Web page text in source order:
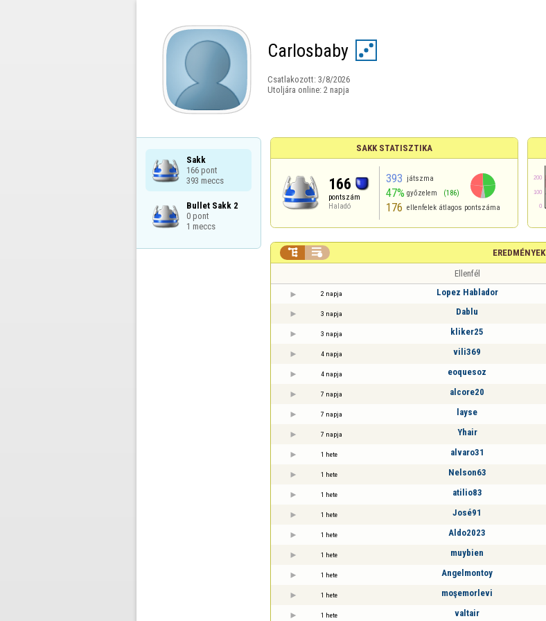
Carlosbaby
Csatlakozott: 3/8/2026
Utoljára online: 2 napja
Sakk
166 pont
393 meccs
Bullet Sakk 2
0 pont
1 meccs
SAKK STATISZTIKA
166
pontszám
Haladó
393 játszma
47% győzelem (186)
176 ellenfelek átlagos pontszáma
EREDMÉNYEK
 
Ellenfél
2 napja Lopez Hablador
3 napja Dablu
3 napja kliker25
4 napja vili369
4 napja eoquesoz
7 napja alcore20
7 napja layse
7 napja Yhair
1 hete alvaro31
1 hete Nelson63
1 hete atilio83
1 hete José91
1 hete Aldo2023
1 hete muybien
1 hete Angelmontoy
1 hete moşemorlevi
1 hete valtair